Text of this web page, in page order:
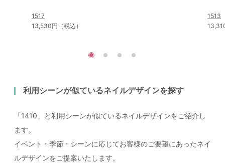
1517
13,530円（税込）
1513
利用シーンが似ているネイルデザインを探す
「1410」と利用シーンが似ているネイルデザインをご紹介し
ます。
イベント・季節・シーンに応じてお客様のご要望にあったネイ
ルデザインをご提案いたします。